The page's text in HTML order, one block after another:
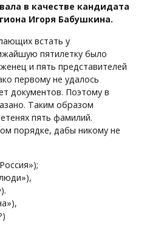
в качестве кандидата
Игоря Бабушкина.
встать у
пятилетку было
и пять представителей
первому не удалось
документов. Поэтому в
Таким образом
пять фамилий.
порядке, дабы никому не